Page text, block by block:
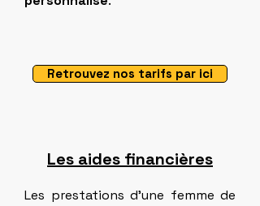
Retrouvez nos tarifs par ici
Les aides financières
Les prestations d'une femme de